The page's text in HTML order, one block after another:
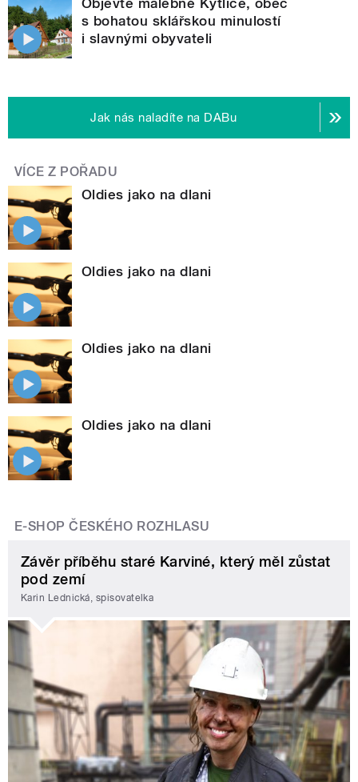
s bohatou sklářskou minulostí
i slavnými obyvateli
Jak nás naladíte na DABu
VÍCE Z POŘADU
Oldies jako na dlani
Oldies jako na dlani
Oldies jako na dlani
Oldies jako na dlani
E-SHOP ČESKÉHO ROZHLASU
Závěr příběhu staré Karviné, který měl zůstat
pod zemí
Karin Lednická, spisovatelka